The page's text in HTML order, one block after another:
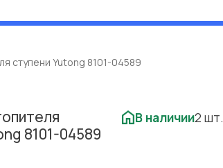
ступени Yutong 8101-04589
8101-04589
В наличии2 шт.